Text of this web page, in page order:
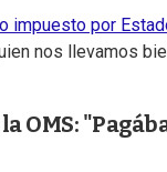
impuesto por
nos llevamos
OMS: